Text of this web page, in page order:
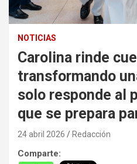
NOTICIAS
Carolina rinde
transformando
solo responde al
que se prepara
24 abril 2026 Redacción
Comparte: